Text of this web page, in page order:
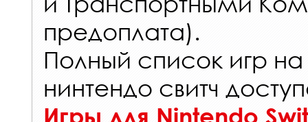
предоплата).
Полный список игр
нинтендо свитч
Игры для Nintendo